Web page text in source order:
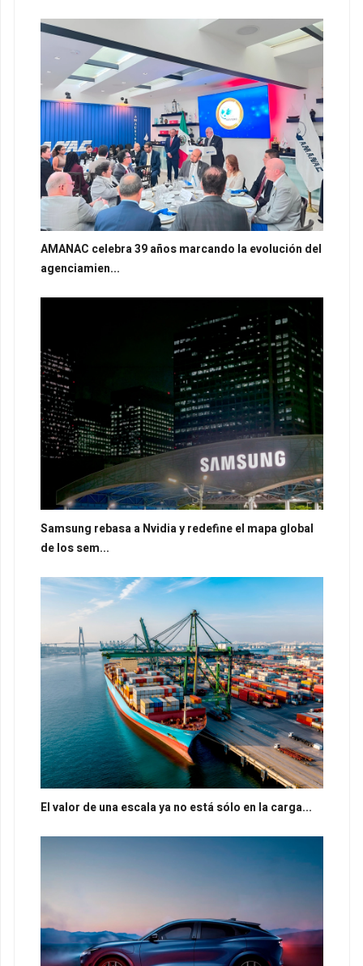
AMANAC celebra 39 años marcando la evolución del
agenciamien...
Samsung rebasa a Nvidia y redefine el mapa global
de los sem...
El valor de una escala ya no está sólo en la carga...